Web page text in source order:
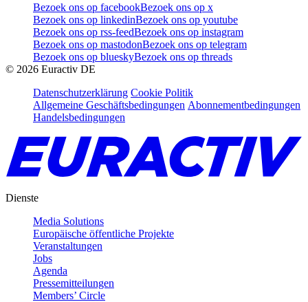
Bezoek ons op facebookBezoek ons op x
Bezoek ons op linkedinBezoek ons op youtube
Bezoek ons op rss-feedBezoek ons op instagram
Bezoek ons op mastodonBezoek ons op telegram
Bezoek ons op blueskyBezoek ons op threads
© 2026 Euractiv DE
Datenschutzerklärung Cookie Politik
Allgemeine Geschäftsbedingungen Abonnementbedingungen
Handelsbedingungen
Dienste
Media Solutions
Europäische öffentliche Projekte
Veranstaltungen
Jobs
Agenda
Pressemitteilungen
Members’ Circle